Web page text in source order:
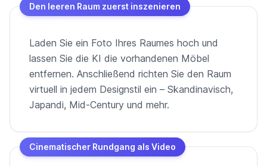
Den leeren Raum zuerst inszenieren
Laden Sie ein Foto Ihres Raumes hoch und
lassen Sie die KI die vorhandenen Möbel
entfernen. Anschließend richten Sie den Raum
virtuell in jedem Designstil ein – Skandinavisch,
Japandi, Mid-Century und mehr.
Cinematischer Rundgang als Video